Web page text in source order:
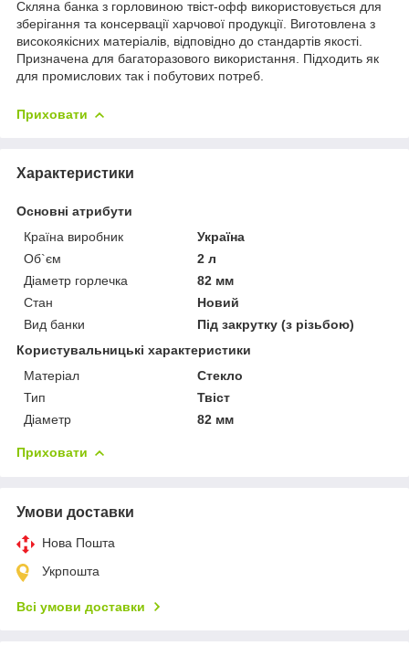
Скляна банка з горловиною твіст-офф використовується для
зберігання та консервації харчової продукції. Виготовлена з
високоякісних матеріалів, відповідно до стандартів якості.
Призначена для багаторазового використання. Підходить як
для промислових так і побутових потреб.
Приховати
Характеристики
Основні атрибути
Країна виробник
Україна
Об`єм
2 л
Діаметр горлечка
82 мм
Стан
Новий
Вид банки
Під закрутку (з різьбою)
Користувальницькі характеристики
Матеріал
Стекло
Тип
Твіст
Діаметр
82 мм
Приховати
Умови доставки
Нова Пошта
Укрпошта
Всі умови доставки